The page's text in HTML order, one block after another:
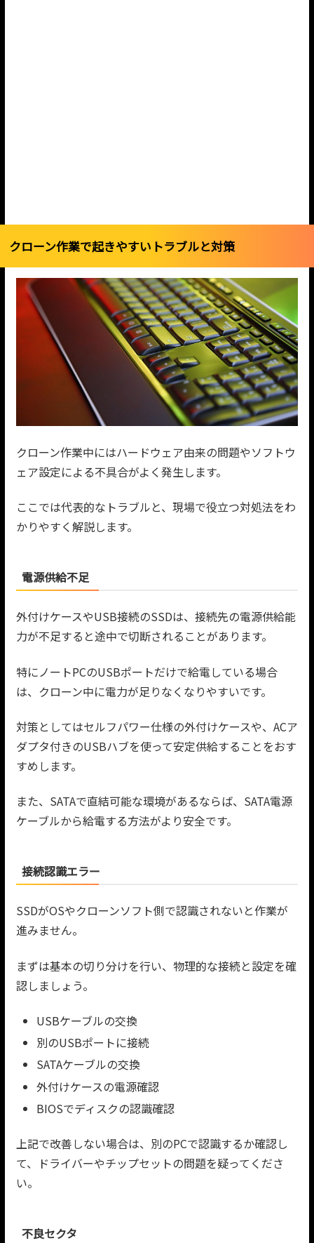
クローン作業で起きやすいトラブルと対策
クローン作業中にはハードウェア由来の問題やソフトウ
ェア設定による不具合がよく発生します。
ここでは代表的なトラブルと、現場で役立つ対処法をわ
かりやすく解説します。
電源供給不足
外付けケースやUSB接続のSSDは、接続先の電源供給能
力が不足すると途中で切断されることがあります。
特にノートPCのUSBポートだけで給電している場合
は、クローン中に電力が足りなくなりやすいです。
対策としてはセルフパワー仕様の外付けケースや、ACア
ダプタ付きのUSBハブを使って安定供給することをおす
すめします。
また、SATAで直結可能な環境があるならば、SATA電源
ケーブルから給電する方法がより安全です。
接続認識エラー
SSDがOSやクローンソフト側で認識されないと作業が
進みません。
まずは基本の切り分けを行い、物理的な接続と設定を確
認しましょう。
USBケーブルの交換
別のUSBポートに接続
SATAケーブルの交換
外付けケースの電源確認
BIOSでディスクの認識確認
上記で改善しない場合は、別のPCで認識するか確認し
て、ドライバーやチップセットの問題を疑ってくださ
い。
不良セクタ